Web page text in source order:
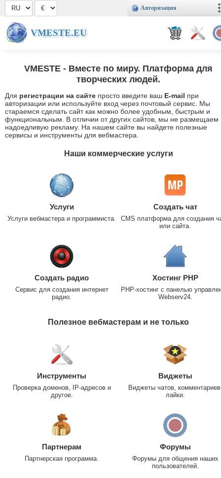
Авторизация
VMESTE.EU
VMESTE - Вместе по миру. Платформа для
творческих людей.
Для регистрации на сайте просто введите ваш E-mail при
авторизации или используйте вход через почтовый сервис. Мы
стараемся сделать сайт как можно более удобным, быстрым и
функциональным. В отличии от других сайтов, мы не размещаем
надоедливую рекламу. На нашем сайте вы найдете полезные
сервисы и инструменты для вебмастера.
Наши коммерческие услуги
Услуги
Услуги вебмастера и программиста.
Создать чат
CMS платформа для создания
или сайта.
Создать радио
Сервис для создания интернет
радио.
Хостинг PHP
PHP-хостинг с панелью
Webserv24.
Полезное вебмастерам и не только
Инструменты
Проверка доменов, IP-адресов и
другое.
Виджеты
Виджеты чатов,
лайки.
Партнерам
Партнерская программа.
Форумы
Форумы для общения наших
пользователей.